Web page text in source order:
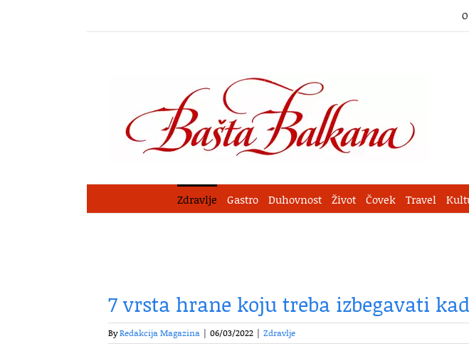
Zdravlje Gastro Duhovnost Život Čovek Travel
7 vrsta hrane koju treba izbegavati
ByRedakcija Magazina | 06/03/2022 | Zdravlje